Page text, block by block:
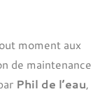
moment aux
de maintenance
Phil de l’eau,